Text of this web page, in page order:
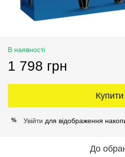
В наявності
1 798 грн
Купити
% Увійти для відображення
До